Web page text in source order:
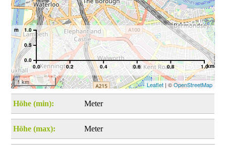
0.0 0.2 0.4 0.6 0.8 1.0km
0.0
0.5
1.0
m
1 km Leaflet| ©OpenStreetMap
Höhe (min): Meter
Höhe (max): Meter